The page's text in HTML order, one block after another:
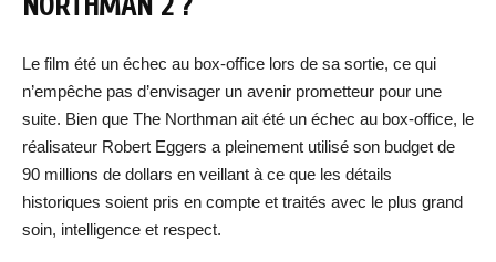
Le film été un échec au box-office lors de sa sortie, ce qui
n’empêche pas d’envisager un avenir prometteur pour une
suite. Bien que The Northman ait été un échec au box-office, le
réalisateur Robert Eggers a pleinement utilisé son budget de
90 millions de dollars en veillant à ce que les détails
historiques soient pris en compte et traités avec le plus grand
soin, intelligence et respect.